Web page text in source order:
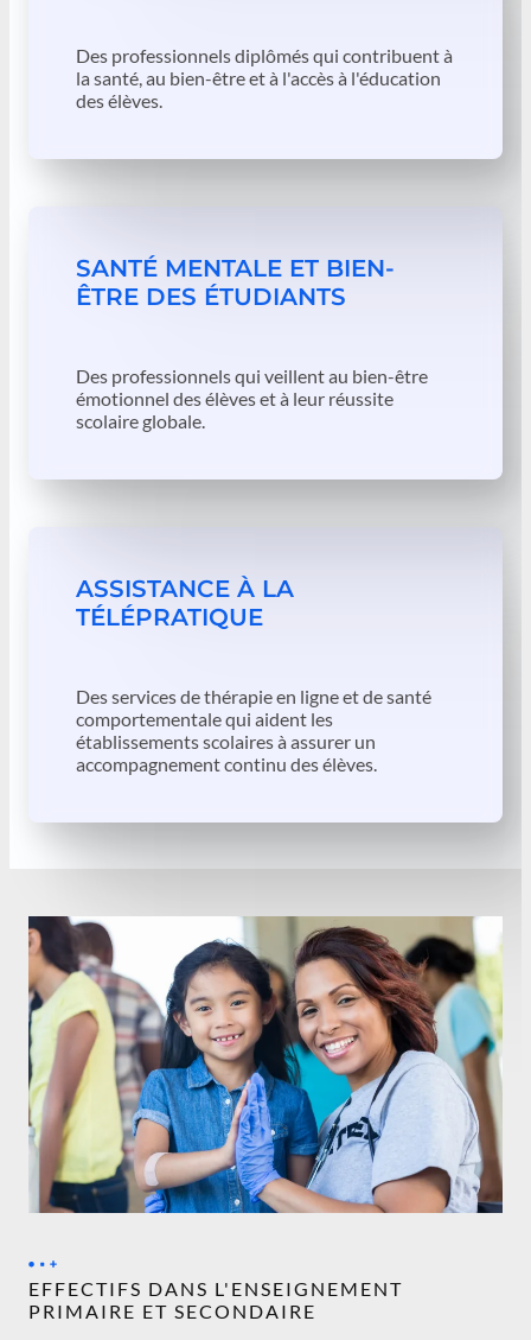
Des professionnels diplômés qui contribuent à
la santé, au bien-être et à l'accès à l'éducation
des élèves.
SANTÉ MENTALE ET BIEN-
ÊTRE DES ÉTUDIANTS
Des professionnels qui veillent au bien-être
émotionnel des élèves et à leur réussite
scolaire globale.
ASSISTANCE À LA
TÉLÉPRATIQUE
Des services de thérapie en ligne et de santé
comportementale qui aident les
établissements scolaires à assurer un
accompagnement continu des élèves.
EFFECTIFS DANS L'ENSEIGNEMENT
PRIMAIRE ET SECONDAIRE